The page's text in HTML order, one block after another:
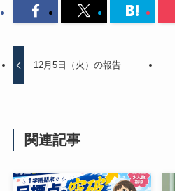
12月5日（火）の報告
関連記事